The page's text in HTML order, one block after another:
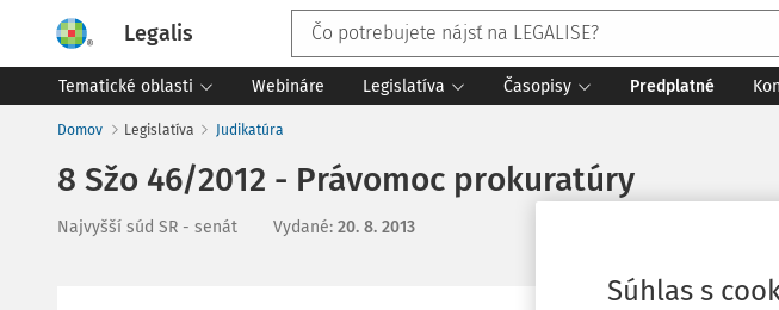
Legalis
Tematické oblasti Webináre Legislatíva Časopisy Predplatné
Domov Legislatíva Judikatúra
8 Sžo 46/2012 - Právomoc prokuratúry
Najvyšší súd SR - senát Vydané: 20. 8. 2013
Súhlas s